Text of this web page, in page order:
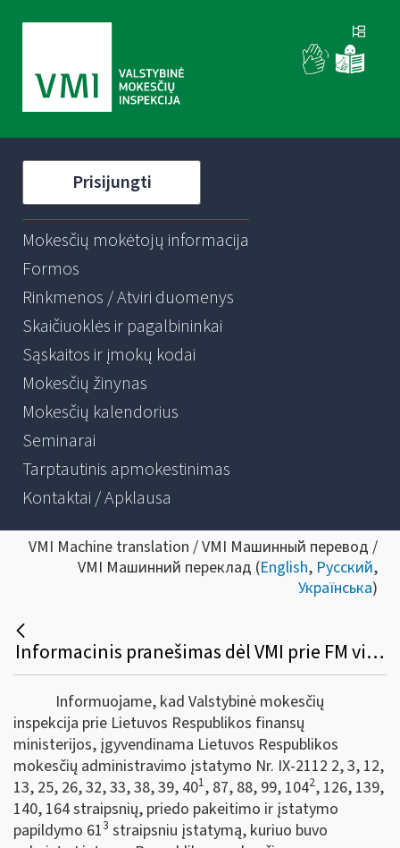
Prisijungti
Mokesčių mokėtojų informacija
Formos
Rinkmenos / Atviri duomenys
Skaičiuoklės ir pagalbininkai
Sąskaitos ir įmokų kodai
Mokesčių žinynas
Mokesčių kalendorius
Seminarai
Tarptautinis apmokestinimas
Kontaktai / Apklausa
VMI Machine translation / VMI Машинный перевод /
VMI Машинний переклад (English, Русский,
Українська)
Informacinis pranešimas dėl VMI prie FM viršininko 2023 m. balandžio 19 d. įsakymo Nr. VA-27 „Dėl apskaitos dokumentų papildymo tvarkos aprašo patvirtinimo“
Informuojame, kad Valstybinė mokesčių
inspekcija prie Lietuvos Respublikos finansų
ministerijos, įgyvendinama Lietuvos Respublikos
mokesčių administravimo įstatymo Nr. IX-2112 2, 3, 12,
13, 25, 26, 32, 33, 38, 39, 401, 87, 88, 99, 1042, 126, 139,
140, 164 straipsnių, priedo pakeitimo ir įstatymo
papildymo 613 straipsniu įstatymą, kuriuo buvo